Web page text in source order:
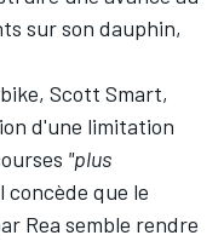
sur son dauphin,
Scott Smart,
d'une limitation
"plus
que le
Rea semble rendre